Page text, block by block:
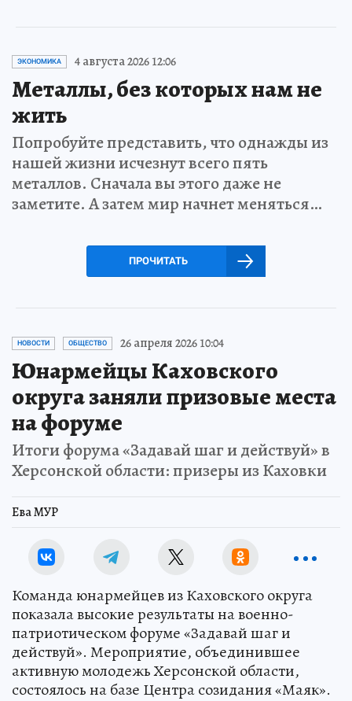
ЭКОНОМИКА 4 августа 2026 12:06
Металлы, без которых нам не
жить
Попробуйте представить, что однажды из
нашей жизни исчезнут всего пять
металлов. Сначала вы этого даже не
заметите. А затем мир начнет меняться…
ПРОЧИТАТЬ
НОВОСТИ ОБЩЕСТВО 26 апреля 2026 10:04
Юнармейцы Каховского
округа заняли призовые места
на форуме
Итоги форума «Задавай шаг и действуй» в
Херсонской области: призеры из Каховки
Ева МУР
Команда юнармейцев из Каховского округа
показала высокие результаты на военно-
патриотическом форуме «Задавай шаг и
действуй». Мероприятие, объединившее
активную молодежь Херсонской области,
состоялось на базе Центра созидания «Маяк».